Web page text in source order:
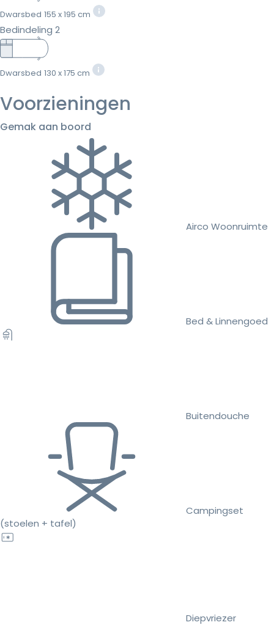
Dwarsbed 155 x 195 cm
Bedindeling 2
Dwarsbed 130 x 175 cm
Voorzieningen
Gemak aan boord
Airco Woonruimte
Bed & Linnengoed
Buitendouche
Campingset
(stoelen + tafel)
Diepvriezer